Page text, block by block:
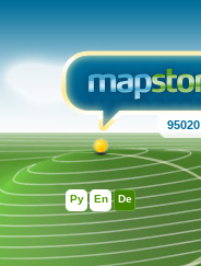
Ру En De
95020